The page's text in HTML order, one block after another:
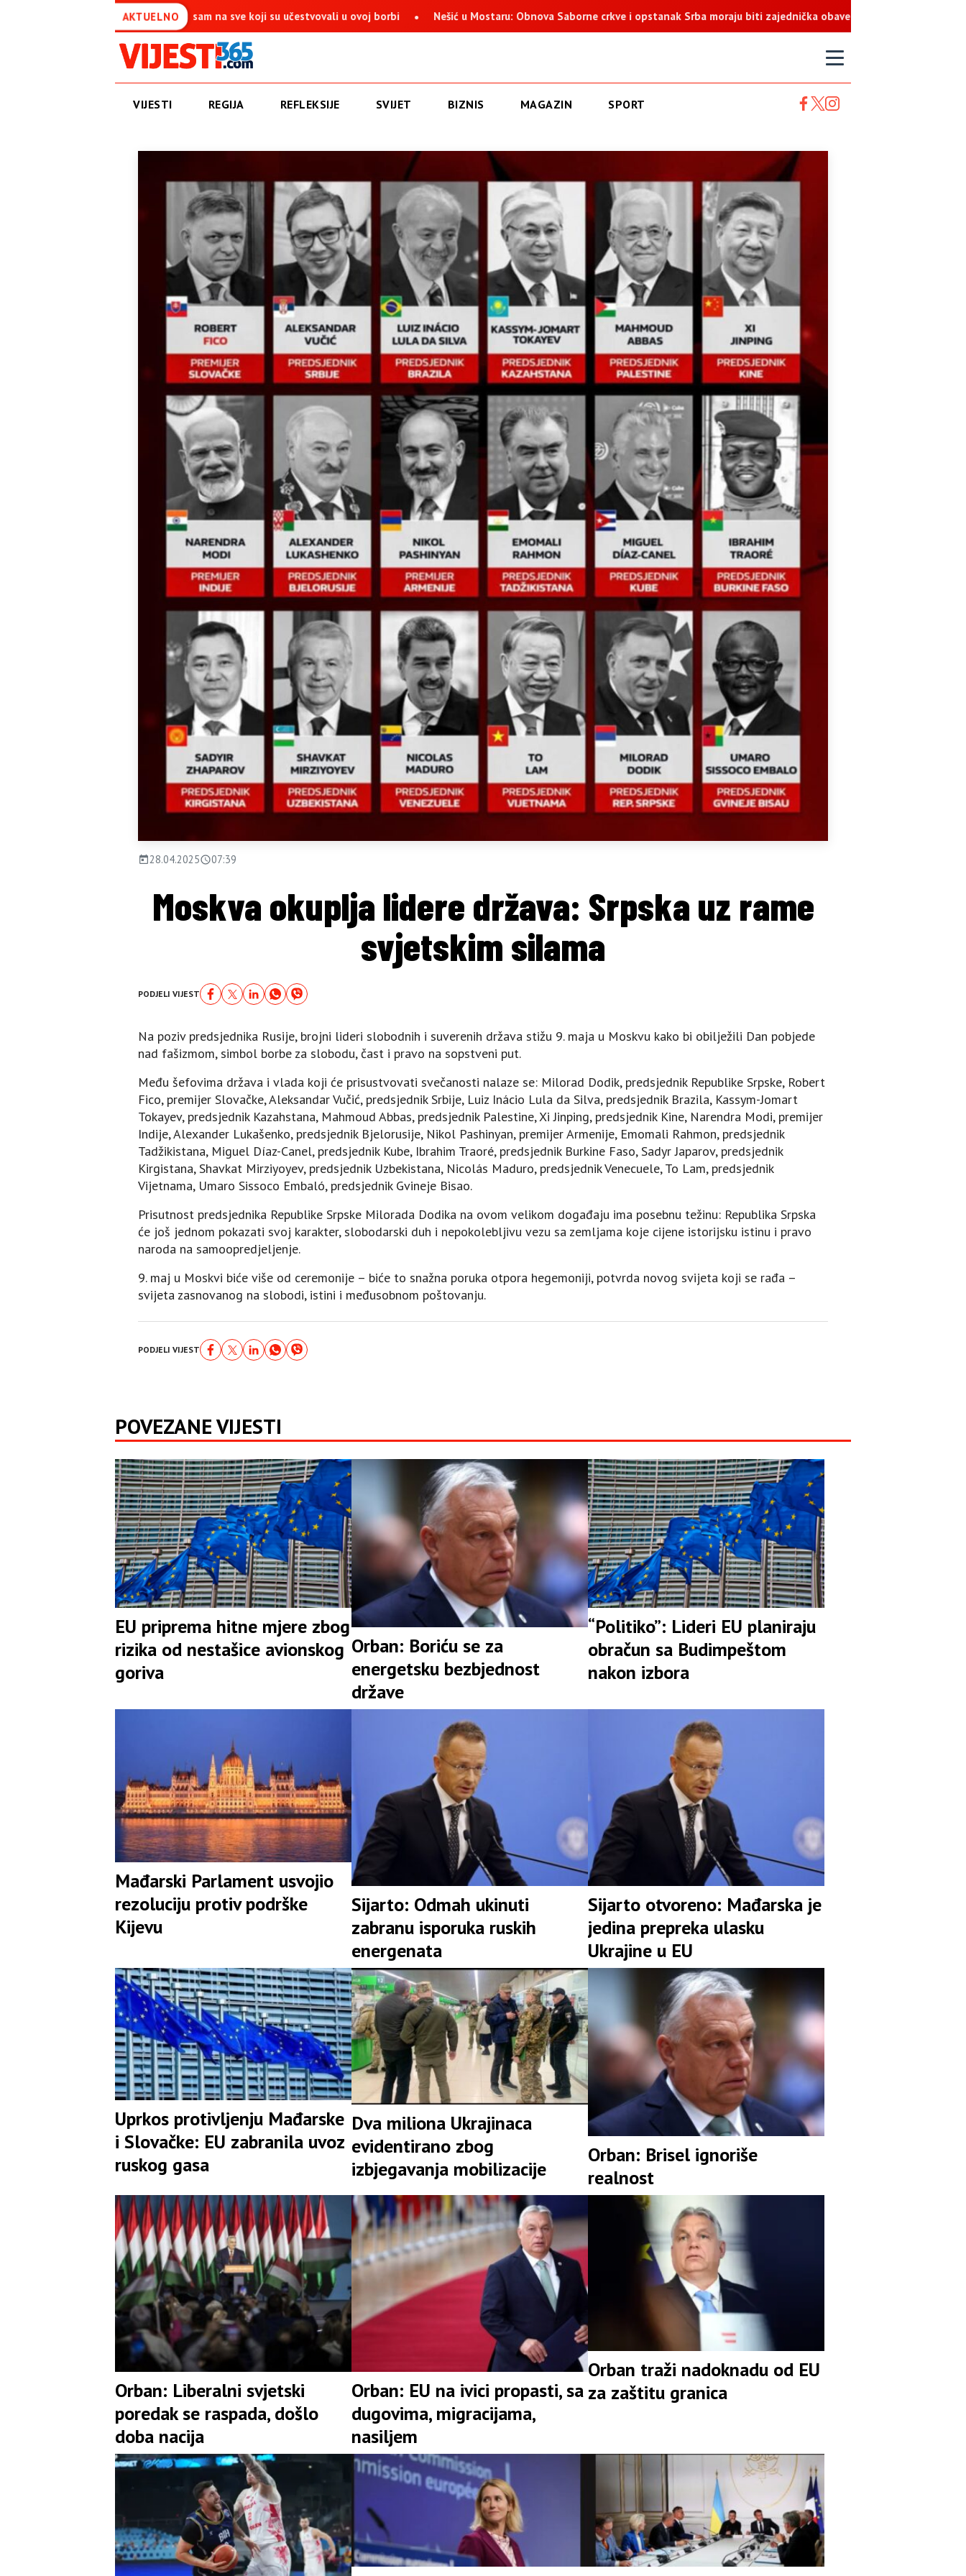
AKTUELNO
simbol pobjede – Ponosan sam na sve koji su učestvovali u ovoj borbi Nešić u Mostaru: Obnova Saborne crkve i opstanak Srba moraju biti zajednička obaveza
VIJESTI REGIJA REFLEKSIJE SVIJET BIZNIS MAGAZIN SPORT
28.04.2025 07:39
Moskva okuplja lidere država: Srpska uz rame
svjetskim silama
PODJELI VIJEST
Na poziv predsjednika Rusije, brojni lideri slobodnih i suverenih država stižu 9. maja u Moskvu kako bi obilježili Dan pobjede
nad fašizmom, simbol borbe za slobodu, čast i pravo na sopstveni put.
Među šefovima država i vlada koji će prisustvovati svečanosti nalaze se: Milorad Dodik, predsjednik Republike Srpske, Robert
Fico, premijer Slovačke, Aleksandar Vučić, predsjednik Srbije, Luiz Inácio Lula da Silva, predsjednik Brazila, Kassym-Jomart
Tokayev, predsjednik Kazahstana, Mahmoud Abbas, predsjednik Palestine, Xi Jinping, predsjednik Kine, Narendra Modi, premijer
Indije, Alexander Lukašenko, predsjednik Bjelorusije, Nikol Pashinyan, premijer Armenije, Emomali Rahmon, predsjednik
Tadžikistana, Miguel Díaz-Canel, predsjednik Kube, Ibrahim Traoré, predsjednik Burkine Faso, Sadyr Japarov, predsjednik
Kirgistana, Shavkat Mirziyoyev, predsjednik Uzbekistana, Nicolás Maduro, predsjednik Venecuele, To Lam, predsjednik
Vijetnama, Umaro Sissoco Embaló, predsjednik Gvineje Bisao.
Prisutnost predsjednika Republike Srpske Milorada Dodika na ovom velikom događaju ima posebnu težinu: Republika Srpska
će još jednom pokazati svoj karakter, slobodarski duh i nepokolebljivu vezu sa zemljama koje cijene istorijsku istinu i pravo
naroda na samoopredjeljenje.
9. maj u Moskvi biće više od ceremonije – biće to snažna poruka otpora hegemoniji, potvrda novog svijeta koji se rađa –
svijeta zasnovanog na slobodi, istini i međusobnom poštovanju.
PODJELI VIJEST
POVEZANE VIJESTI
EU priprema hitne mjere zbog
rizika od nestašice avionskog
goriva
Orban: Boriću se za
energetsku bezbjednost
države
“Politiko”: Lideri EU planiraju
obračun sa Budimpeštom
nakon izbora
Mađarski Parlament usvojio
rezoluciju protiv podrške
Kijevu
Sijarto: Odmah ukinuti
zabranu isporuka ruskih
energenata
Sijarto otvoreno: Mađarska je
jedina prepreka ulasku
Ukrajine u EU
Uprkos protivljenju Mađarske
i Slovačke: EU zabranila uvoz
ruskog gasa
Dva miliona Ukrajinaca
evidentirano zbog
izbjegavanja mobilizacije
Orban: Brisel ignoriše
realnost
Orban: Liberalni svjetski
poredak se raspada, došlo
doba nacija
Orban: EU na ivici propasti, sa
dugovima, migracijama,
nasiljem
Orban traži nadoknadu od EU
za zaštitu granica